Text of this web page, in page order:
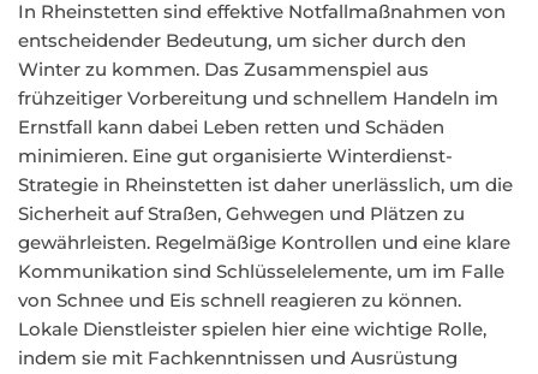
In Rheinstetten sind effektive Notfallmaßnahmen von
entscheidender Bedeutung, um sicher durch den
Winter zu kommen. Das Zusammenspiel aus
frühzeitiger Vorbereitung und schnellem Handeln im
Ernstfall kann dabei Leben retten und Schäden
minimieren. Eine gut organisierte Winterdienst-
Strategie in Rheinstetten ist daher unerlässlich, um die
Sicherheit auf Straßen, Gehwegen und Plätzen zu
gewährleisten. Regelmäßige Kontrollen und eine klare
Kommunikation sind Schlüsselelemente, um im Falle
von Schnee und Eis schnell reagieren zu können.
Lokale Dienstleister spielen hier eine wichtige Rolle,
indem sie mit Fachkenntnissen und Ausrüstung